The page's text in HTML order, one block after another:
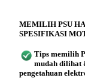
MEMILIH PSU
SPESIFIKASI
Tips memilih
mudah dilihat
pengetahuan